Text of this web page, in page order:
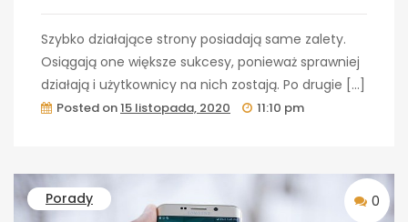
Szybko działające strony posiadają same zalety.
Osiągają one większe sukcesy, ponieważ sprawniej
działają i użytkownicy na nich zostają. Po drugie […]
Posted on15 listopada, 2020 11:10 pm
Porady 0